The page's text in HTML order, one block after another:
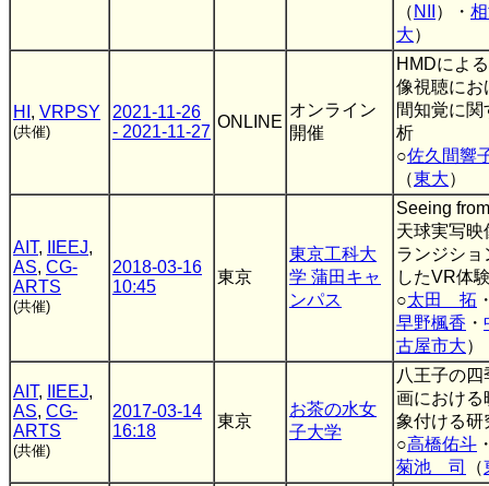
（ NII ）・
大）
HI , VRPSY
(共催)
2021-11-26
- 2021-11-27
ONLINE
オンライン
開催
HMDによ
像視聴にお
間知覚に
析
○佐久間響
（東大）
AIT, IIEEJ,
AS, CG-
ARTS
(共催)
2018-03-16
10:45
東京
東京工科大
学 蒲田キャ
ンパス
Seeing
天球実写映
ランジショ
したVR体
○太田 拓
早野楓香 ・
古屋市大）
AIT, IIEEJ,
AS, CG-
ARTS
(共催)
2017-03-14
16:18
東京
お茶の水女
子大学
八王子の
画における
象付ける研
○高橋佑斗
菊池 司
（